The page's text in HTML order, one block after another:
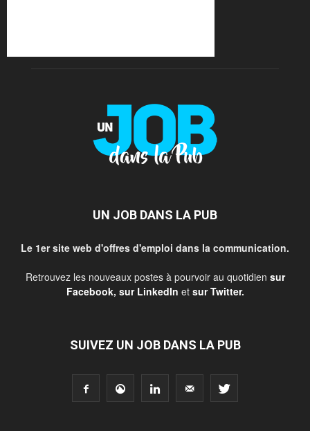
UN JOB DANS LA PUB
Le 1er site web d'offres d'emploi dans la communication.
Retrouvez les nouveaux postes à pourvoir au quotidien sur
Facebook, sur LinkedIn et sur Twitter.
SUIVEZ UN JOB DANS LA PUB